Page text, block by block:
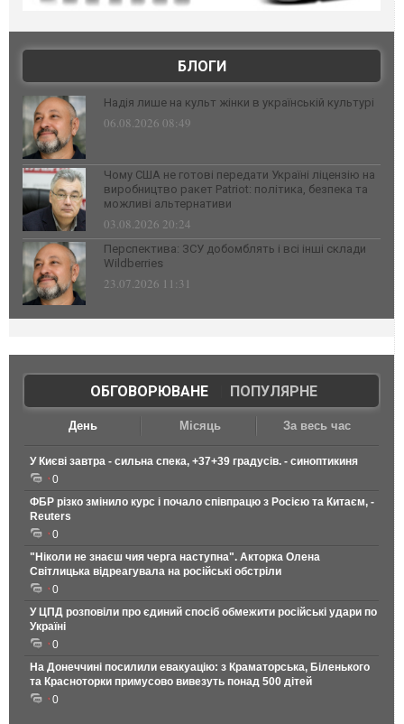
БЛОГИ
Надія лише на культ жінки в українській культурі
06.08.2026 08:49
Чому США не готові передати Україні ліцензію на
виробництво ракет Patriot: політика, безпека та
можливі альтернативи
03.08.2026 20:24
Перспектива: ЗСУ добомблять і всі інші склади
Wildberries
23.07.2026 11:31
ОБГОВОРЮВАНЕ| ПОПУЛЯРНЕ
День Місяць За весь час
У Києві завтра - сильна спека, +37+39 градусів. - синоптикиня
0
ФБР різко змінило курс і почало співпрацю з Росією та Китаєм, -
Reuters
0
"Ніколи не знаєш чия черга наступна". Акторка Олена
Світлицька відреагувала на російські обстріли
0
У ЦПД розповіли про єдиний спосіб обмежити російські удари по
Україні
0
На Донеччині посилили евакуацію: з Краматорська, Біленького
та Красноторки примусово вивезуть понад 500 дітей
0